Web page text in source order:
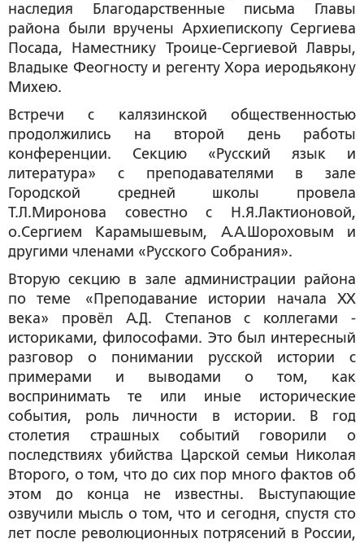
наследия Благодарственные письма Главы
района были вручены Архиепископу Сергиева
Посада, Наместнику Троице-Сергиевой Лавры,
Владыке Феогносту и регенту Хора иеродьякону
Михею.
Встречи с калязинской общественностью
продолжились на второй день работы
конференции. Секцию «Русский язык и
литература» с преподавателями в зале
Городской средней школы провела
Т.Л.Миронова совестно с Н.Я.Лактионовой,
о.Сергием Карамышевым, А.А.Шороховым и
другими членами «Русского Собрания».
Вторую секцию в зале администрации района
по теме «Преподавание истории начала ХХ
века» провёл А.Д. Степанов с коллегами -
историками, философами. Это был интересный
разговор о понимании русской истории с
примерами и выводами о том, как
воспринимать те или иные исторические
события, роль личности в истории. В год
столетия страшных событий говорили о
последствиях убийства Царской семьи Николая
Второго, о том, что до сих пор много фактов об
этом до конца не известны. Выступающие
озвучили мысль о том, что и сегодня, спустя сто
лет после революционных потрясений в России,